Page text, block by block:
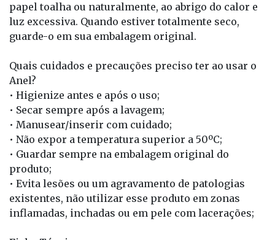
papel toalha ou naturalmente, ao abrigo do calor e
luz excessiva. Quando estiver totalmente seco,
guarde-o em sua embalagem original.
Quais cuidados e precauções preciso ter ao usar o
Anel?
• Higienize antes e após o uso;
• Secar sempre após a lavagem;
• Manusear/inserir com cuidado;
• Não expor a temperatura superior a 50ºC;
• Guardar sempre na embalagem original do
produto;
• Evita lesões ou um agravamento de patologias
existentes, não utilizar esse produto em zonas
inflamadas, inchadas ou em pele com lacerações;